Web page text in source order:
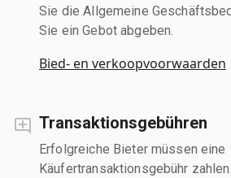
Sie die Allgemeine
Sie ein Gebot abgeben.
Bied- en verkoopvoorwaarden
Transaktionsgebühren
Erfolgreiche Bieter müssen eine
Käufertransaktionsgebühr zahlen.